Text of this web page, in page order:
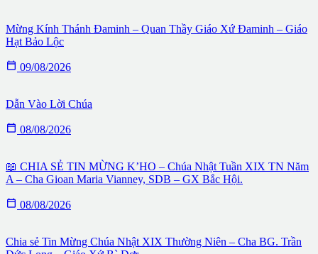
Mừng Kính Thánh Đaminh – Quan Thầy Giáo Xứ Đaminh – Giáo
Hạt Bảo Lộc
 09/08/2026
Dẫn Vào Lời Chúa
 08/08/2026
📖 CHIA SẺ TIN MỪNG K’HO – Chúa Nhật Tuần XIX TN Năm
A – Cha Gioan Maria Vianney, SDB – GX Bắc Hội.
 08/08/2026
Chia sẻ Tin Mừng Chúa Nhật XIX Thường Niên – Cha BG. Trần